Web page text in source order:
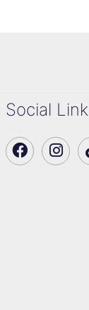
Social Link